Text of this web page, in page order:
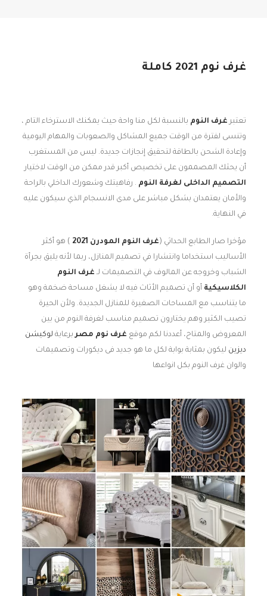
غرف نوم 2021 كاملة
تعتبر غرف النوم بالنسبة لكل منا واحة حيث يمكنك الاسترخاء التام ،
وتنسى لفترة من الوقت جميع المشاكل والصعوبات والمهام اليومية
وإعادة الشحن بالطاقة لتحقيق إنجازات جديدة. ليس من المستغرب
أن يحثك المصممون على تخصيص أكبر قدر ممكن من الوقت لاختيار
التصميم الداخلى لغرفة النوم . رفاهيتك وشعورك الداخلي بالراحة
والأمان يعتمدان بشكل مباشر على مدى الانسجام الذي سيكون عليه
في النهاية.
مؤخرا صار الطابع الحداثي (غرف النوم المودرن 2021
) هو أكثر
الأساليب استخداما وانتشارا في تصميم المنازل، ربما لأنه يليق بجرأة
الشباب وخروجه عن المالوف في التصميمات لـ غرف النوم
الكلاسيكية أو أن تصميم الأثاث فيه لا يشغل مساحة ضخمة وهو
ما يتناسب مع المساحات الصغيرة للمنازل الجديدة. ولأن الحيرة
تصيب الكثير وهم يختارون تصميم مناسب لغرفة النوم من بين
المعروض والمتاح، أعددنا لكم موقع غرف نوم مصربرعاية لوكيشن
ديزين ليكون بمثابة بوابة لكل ما هو جديد فى ديكورات وتصميمات
والوان غرف النوم بكل انواعها